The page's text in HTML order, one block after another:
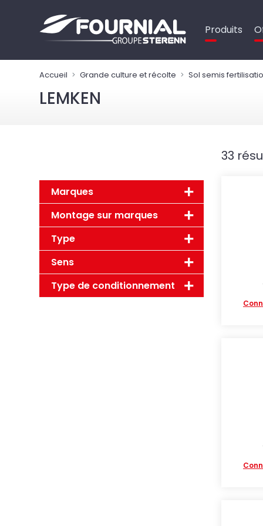
Produits
Accueil Grande culture et récolte Sol semis
LEMKEN
Marques
Montage sur marques
Type
Sens
Type de conditionnement
33